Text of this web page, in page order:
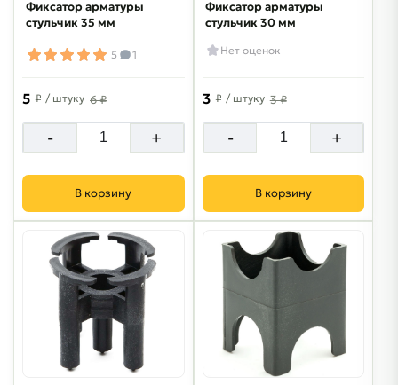
Фиксатор арматуры
стульчик 35 мм
5 1
5 ₽ / штуку 6 ₽
- +
В корзину
Фиксатор арматуры
стульчик 30 мм
Нет оценок
3 ₽ / штуку 3 ₽
- +
В корзину